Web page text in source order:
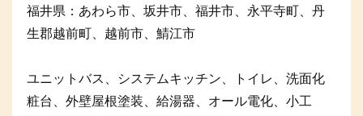
福井県：あわら市、坂井市、福井市、永平寺町、丹
生郡越前町、越前市、鯖江市
ユニットバス、システムキッチン、トイレ、洗面化
粧台、外壁屋根塗装、給湯器、オール電化、小工